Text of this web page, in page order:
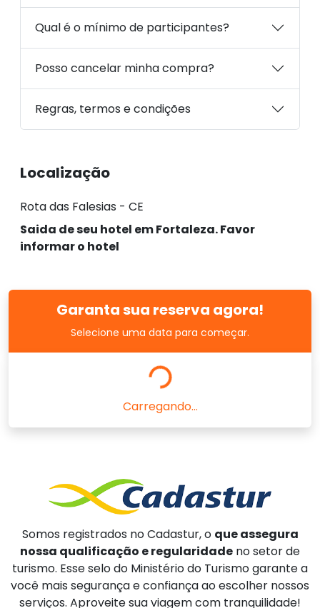
Qual é o mínimo de participantes?
Posso cancelar minha compra?
Regras, termos e condições
Localização
Rota das Falesias - CE
Saida de seu hotel em Fortaleza. Favor
informar o hotel
Garanta sua reserva agora!
Selecione uma data para começar.
Carregando...
Somos registrados no Cadastur, o que assegura
nossa qualificação e regularidade no setor de
turismo. Esse selo do Ministério do Turismo garante a
você mais segurança e confiança ao escolher nossos
serviços. Aproveite sua viagem com tranquilidade!